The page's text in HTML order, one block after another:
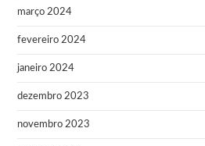
março 2024
fevereiro 2024
janeiro 2024
dezembro 2023
novembro 2023